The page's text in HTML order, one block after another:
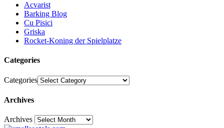
Acvarist
Barking Blog
Cu Pisici
Griska
Rocket-Koning der Spielplatze
Categories
Categories
Archives
Archives30